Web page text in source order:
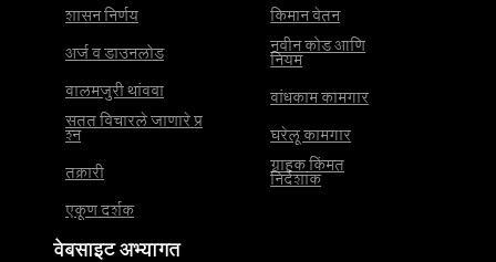
शासन निर्णय
अर्ज व डाउनलोड
बालमजुरी थांबवा
सतत विचारले जाणारे प्र
श्न
तक्रारी
एकूण दर्शक
किमान वेतन
नवीन कोड आणि
नियम
बांधकाम कामगार
घरेलू कामगार
ग्राहक किंमत
निर्देशांक
वेबसाइट अभ्यागत